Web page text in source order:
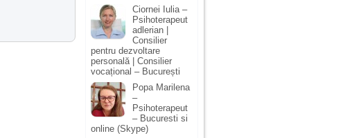
Ciornei Iulia –
Psihoterapeut
adlerian |
Consilier
pentru dezvoltare
personală | Consilier
vocațional – București
Popa Marilena
–
Psihoterapeut
– Bucuresti si
online (Skype)